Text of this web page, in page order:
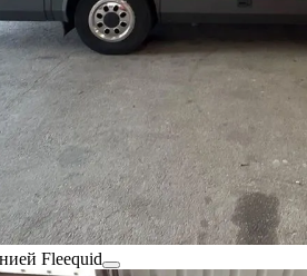
Fleequid